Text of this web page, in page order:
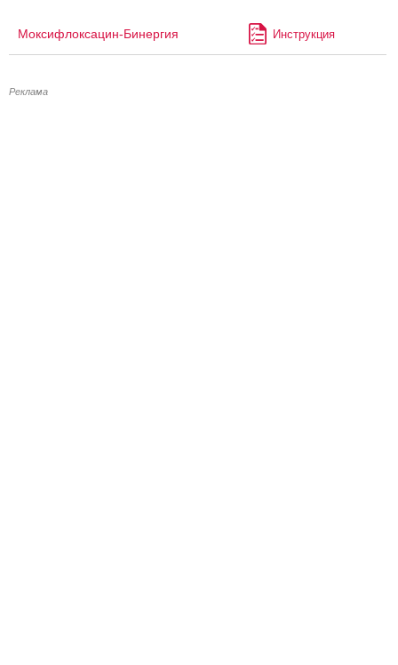
Моксифлоксацин-Бинергия Инструкция
Реклама